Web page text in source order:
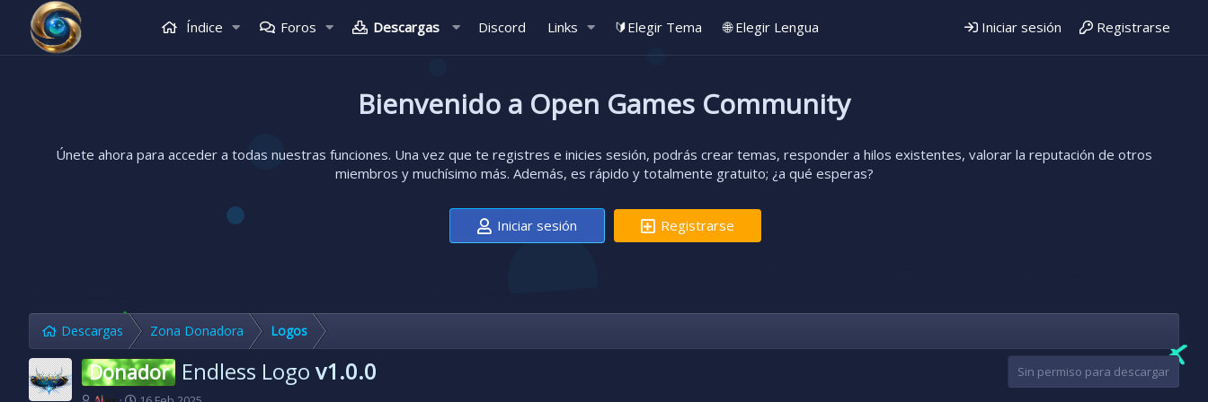
Índice Foros Descargas Discord Links 🔰Elegir Tema 🌐 Elegir Lengua Iniciar sesión Registrarse
Bienvenido a Open Games Community
Únete ahora para acceder a todas nuestras funciones. Una vez que te registres e inicies sesión, podrás crear temas, responder a hilos existentes, valorar la reputación de otros
miembros y muchísimo más. Además, es rápido y totalmente gratuito; ¿a qué esperas?
Iniciar sesión Registrarse
Descargas Zona Donadora Logos
Donador Endless Logov1.0.0
Sin permiso para descargar